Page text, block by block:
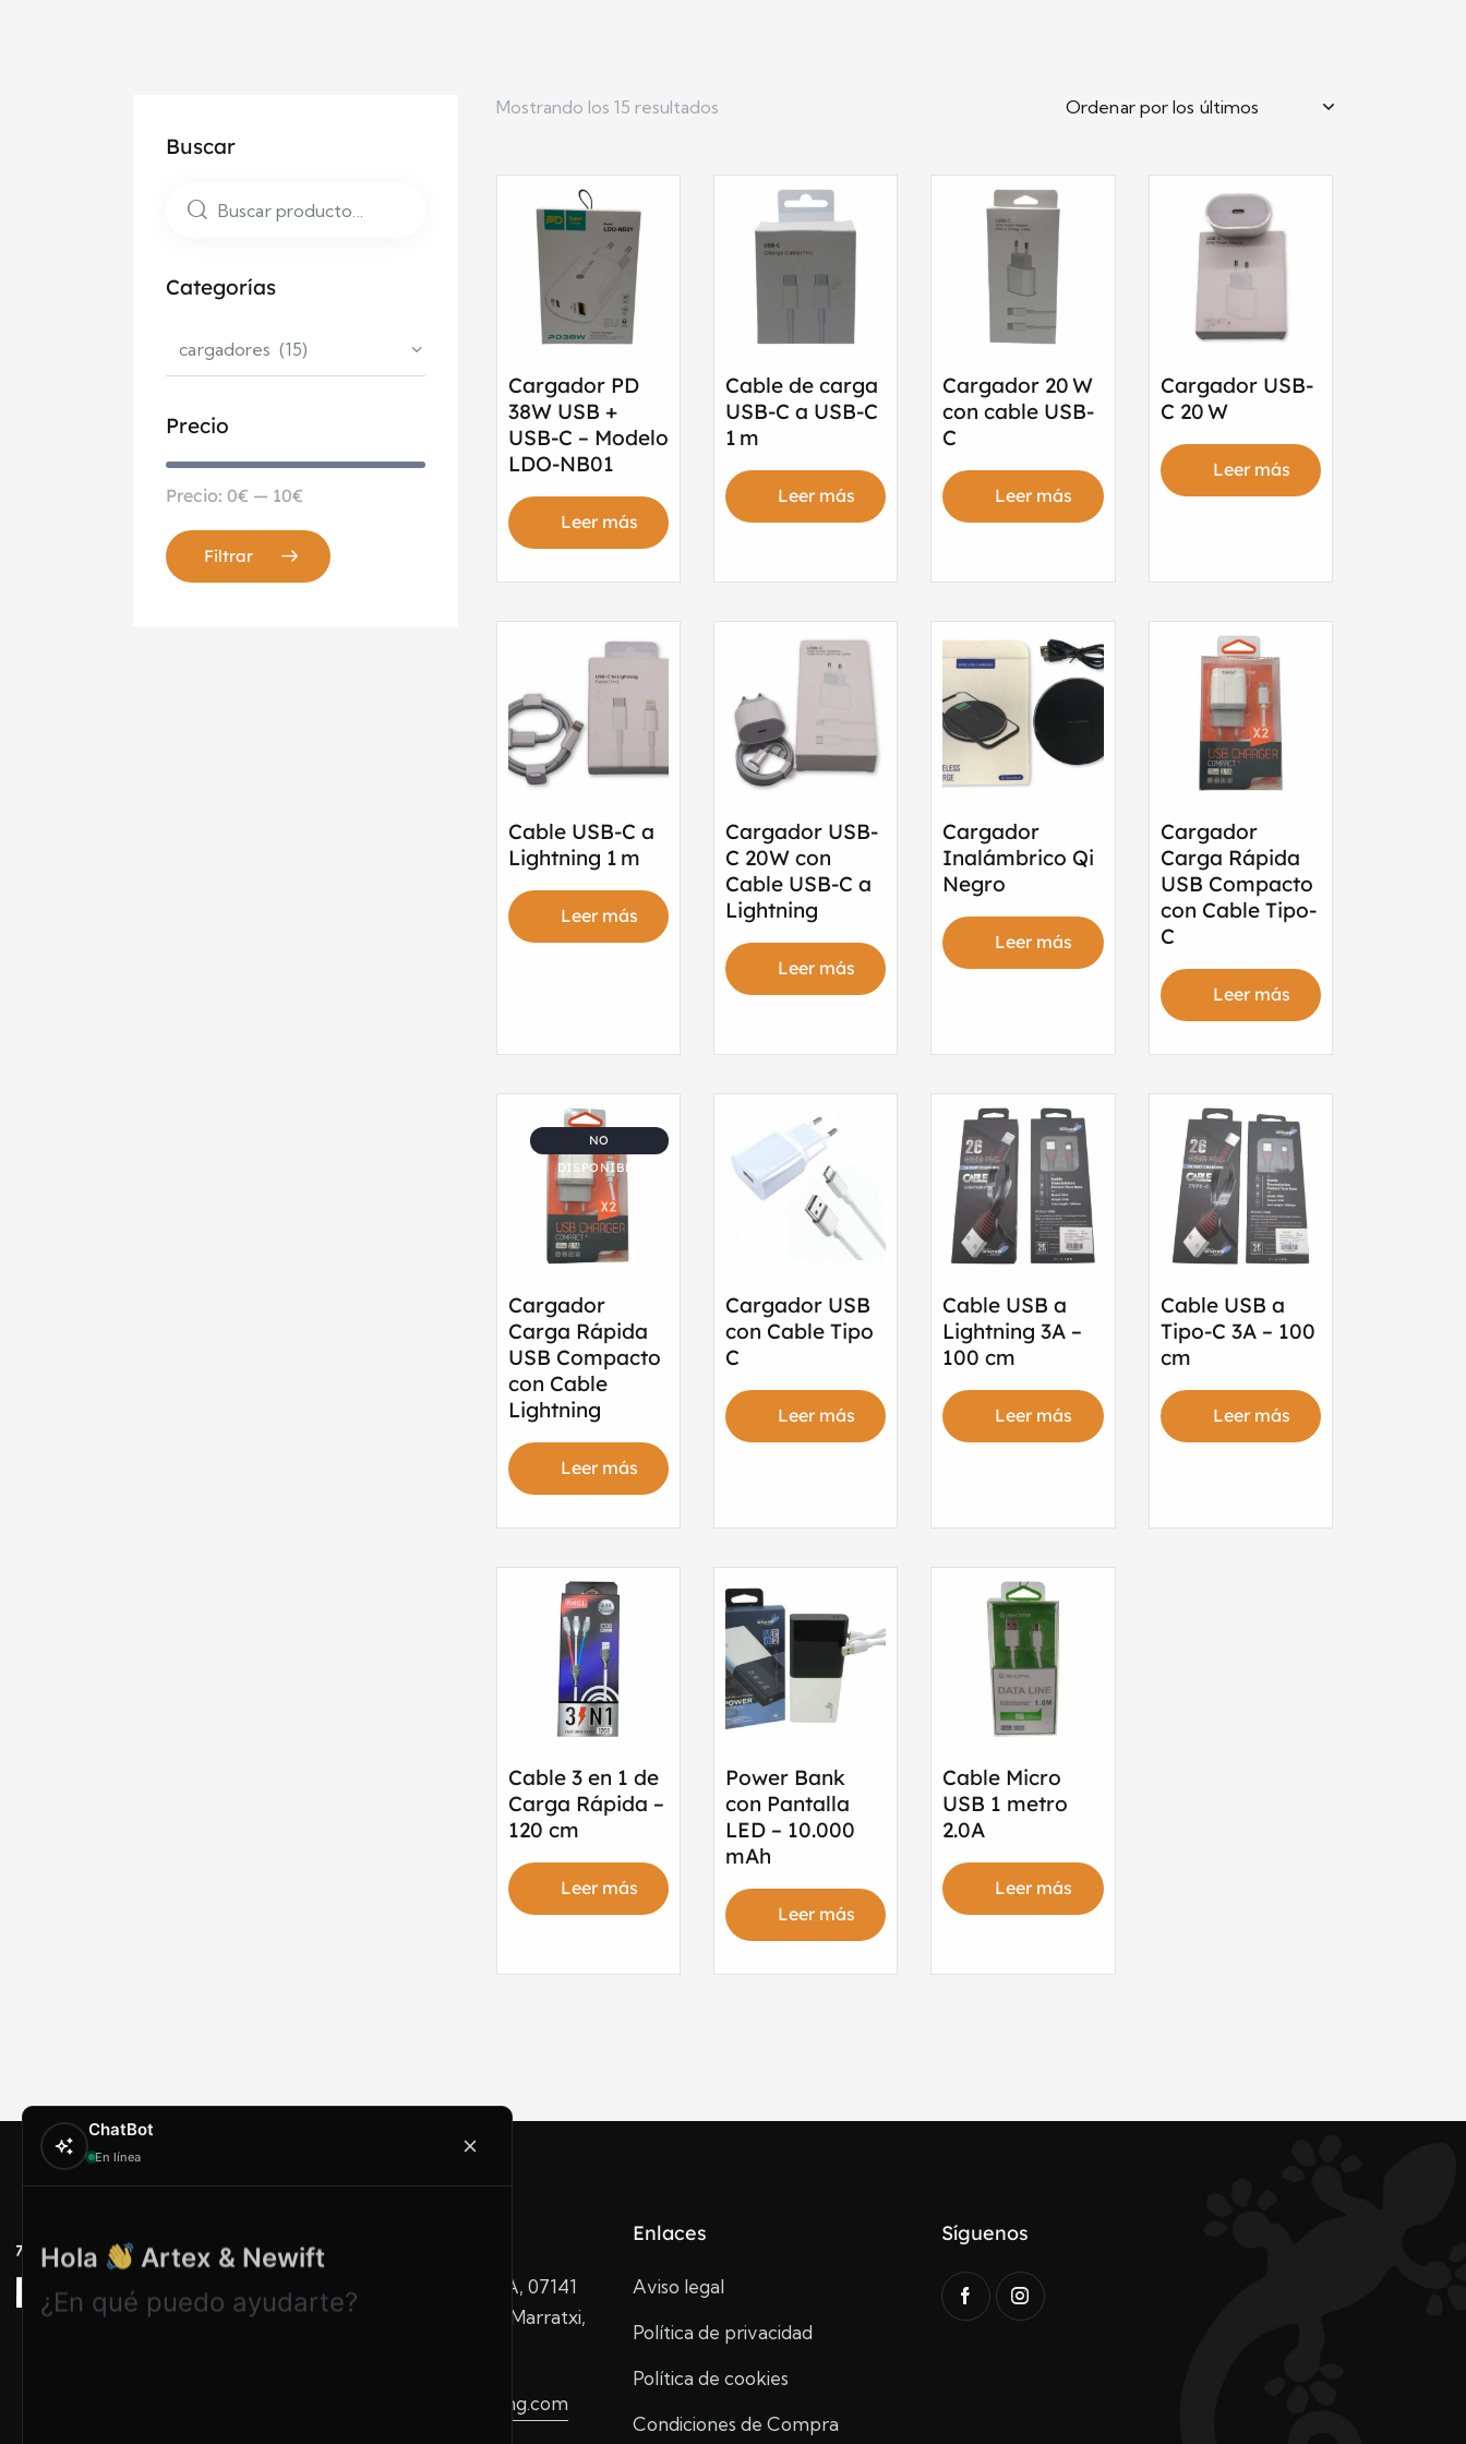
Mostrando los 15 resultados
Cargador PD
38W USB +
USB-C – Modelo
LDO-NB01
Leer más
Cable de carga
USB-C a USB-C
1 m
Leer más
Cargador 20 W
con cable USB-
C
Leer más
Cargador USB-
C 20 W
Leer más
Cable USB-C a
Lightning 1 m
Leer más
Cargador USB-
C 20W con
Cable USB-C a
Lightning
Leer más
Cargador
Inalámbrico Qi
Negro
Leer más
Cargador
Carga Rápida
USB Compacto
con Cable Tipo-
C
Leer más
NO
DISPONIBLE
Cargador
Carga Rápida
USB Compacto
con Cable
Lightning
Leer más
Cargador USB
con Cable Tipo
C
Leer más
Cable USB a
Lightning 3A –
100 cm
Leer más
Cable USB a
Tipo-C 3A – 100
cm
Leer más
Cable 3 en 1 de
Carga Rápida –
120 cm
Leer más
Power Bank
con Pantalla
LED – 10.000
mAh
Leer más
Cable Micro
USB 1 metro
2.0A
Leer más
Buscar
Categorías
Precio
Filtrar
Precio: 0€ — 10€
Carrer Conradors, 10A, 07141
Poligono Industrial de Marratxi,
contacto@artextrading.com
Enlaces
Aviso legal
Política de privacidad
Política de cookies
Condiciones de Compra
Síguenos
ChatBot
En línea
Hola
Artex & Newift
¿En qué puedo ayudarte?